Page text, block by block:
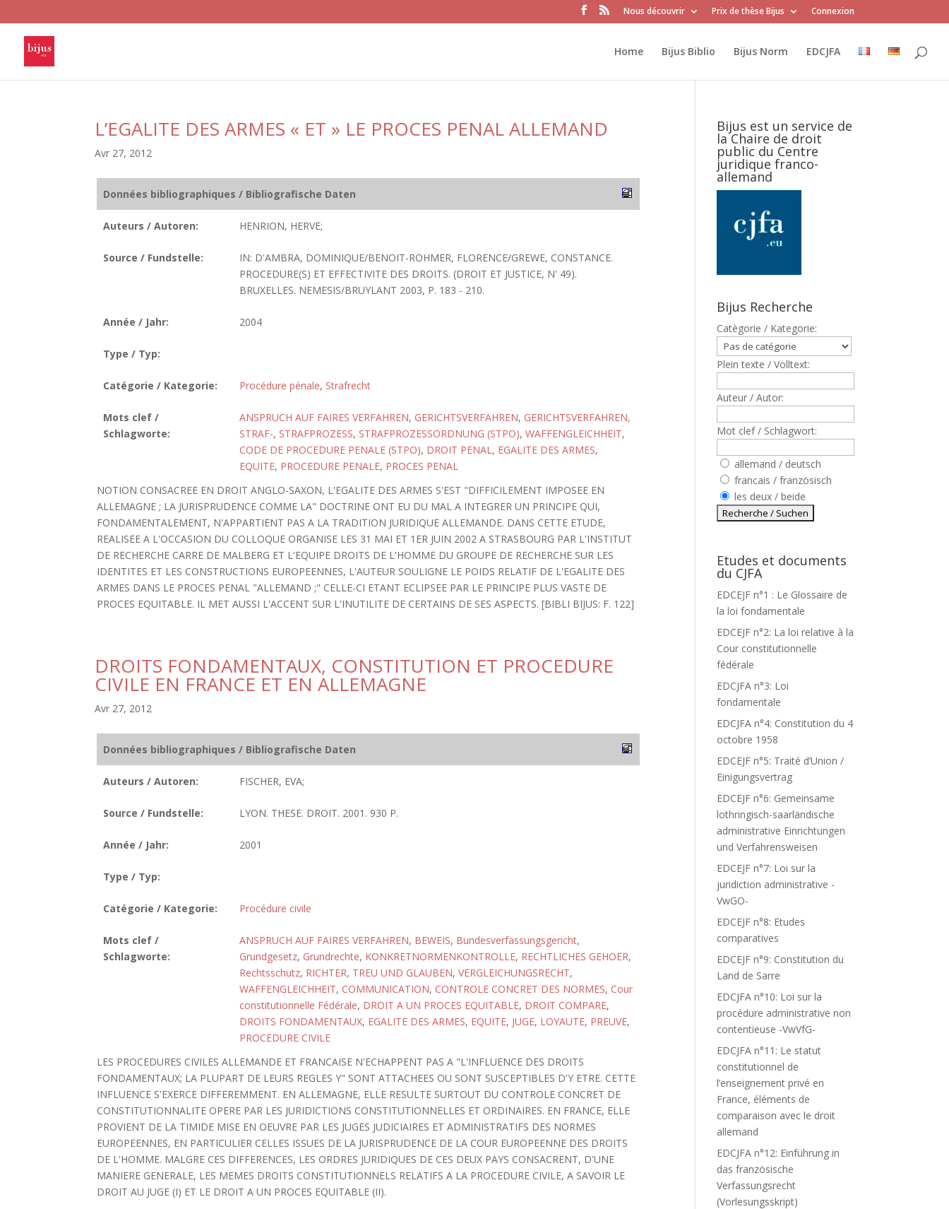
Nous découvrir Prix de thèse Bijus Connexion
Home Bijus Biblio Bijus Norm EDCJFA
L’EGALITE DES ARMES « ET » LE PROCES PENAL ALLEMAND
Avr 27, 2012
Données bibliographiques / Bibliografische Daten
Auteurs / Autoren: HENRION, HERVE;
Source / Fundstelle:
IN: D'AMBRA, DOMINIQUE/BENOIT-ROHMER, FLORENCE/GREWE, CONSTANCE.
PROCEDURE(S) ET EFFECTIVITE DES DROITS. (DROIT ET JUSTICE, N' 49).
BRUXELLES. NEMESIS/BRUYLANT 2003, P. 183 - 210.
Année / Jahr: 2004
Type / Typ:
Catégorie / Kategorie: Procédure pénale, Strafrecht
Mots clef /
Schlagworte:
ANSPRUCH AUF FAIRES VERFAHREN, GERICHTSVERFAHREN, GERICHTSVERFAHREN,
STRAF-, STRAFPROZESS, STRAFPROZESSORDNUNG (STPO), WAFFENGLEICHHEIT,
CODE DE PROCEDURE PENALE (STPO), DROIT PENAL, EGALITE DES ARMES,
EQUITE, PROCEDURE PENALE, PROCES PENAL
NOTION CONSACREE EN DROIT ANGLO-SAXON, L'EGALITE DES ARMES S'EST "DIFFICILEMENT IMPOSEE EN
ALLEMAGNE ; LA JURISPRUDENCE COMME LA" DOCTRINE ONT EU DU MAL A INTEGRER UN PRINCIPE QUI,
FONDAMENTALEMENT, N'APPARTIENT PAS A LA TRADITION JURIDIQUE ALLEMANDE. DANS CETTE ETUDE,
REALISEE A L'OCCASION DU COLLOQUE ORGANISE LES 31 MAI ET 1ER JUIN 2002 A STRASBOURG PAR L'INSTITUT
DE RECHERCHE CARRE DE MALBERG ET L'EQUIPE DROITS DE L'HOMME DU GROUPE DE RECHERCHE SUR LES
IDENTITES ET LES CONSTRUCTIONS EUROPEENNES, L'AUTEUR SOULIGNE LE POIDS RELATIF DE L'EGALITE DES
ARMES DANS LE PROCES PENAL "ALLEMAND ;" CELLE-CI ETANT ECLIPSEE PAR LE PRINCIPE PLUS VASTE DE
PROCES EQUITABLE. IL MET AUSSI L'ACCENT SUR L'INUTILITE DE CERTAINS DE SES ASPECTS. [BIBLI BIJUS: F. 122]
DROITS FONDAMENTAUX, CONSTITUTION ET PROCEDURE
CIVILE EN FRANCE ET EN ALLEMAGNE
Avr 27, 2012
Données bibliographiques / Bibliografische Daten
Auteurs / Autoren: FISCHER, EVA;
Source / Fundstelle: LYON. THESE. DROIT. 2001. 930 P.
Année / Jahr: 2001
Type / Typ:
Catégorie / Kategorie: Procédure civile
Mots clef /
Schlagworte:
ANSPRUCH AUF FAIRES VERFAHREN, BEWEIS, Bundesverfassungsgericht,
Grundgesetz, Grundrechte, KONKRETNORMENKONTROLLE, RECHTLICHES GEHOER,
Rechtsschutz, RICHTER, TREU UND GLAUBEN, VERGLEICHUNGSRECHT,
WAFFENGLEICHHEIT, COMMUNICATION, CONTROLE CONCRET DES NORMES, Cour
constitutionnelle Fédérale, DROIT A UN PROCES EQUITABLE, DROIT COMPARE,
DROITS FONDAMENTAUX, EGALITE DES ARMES, EQUITE, JUGE, LOYAUTE, PREUVE,
PROCEDURE CIVILE
LES PROCEDURES CIVILES ALLEMANDE ET FRANCAISE N'ECHAPPENT PAS A "L'INFLUENCE DES DROITS
FONDAMENTAUX; LA PLUPART DE LEURS REGLES Y" SONT ATTACHEES OU SONT SUSCEPTIBLES D'Y ETRE. CETTE
INFLUENCE S'EXERCE DIFFEREMMENT. EN ALLEMAGNE, ELLE RESULTE SURTOUT DU CONTROLE CONCRET DE
CONSTITUTIONNALITE OPERE PAR LES JURIDICTIONS CONSTITUTIONNELLES ET ORDINAIRES. EN FRANCE, ELLE
PROVIENT DE LA TIMIDE MISE EN OEUVRE PAR LES JUGES JUDICIAIRES ET ADMINISTRATIFS DES NORMES
EUROPEENNES, EN PARTICULIER CELLES ISSUES DE LA JURISPRUDENCE DE LA COUR EUROPEENNE DES DROITS
DE L'HOMME. MALGRE CES DIFFERENCES, LES ORDRES JURIDIQUES DE CES DEUX PAYS CONSACRENT, D'UNE
MANIERE GENERALE, LES MEMES DROITS CONSTITUTIONNELS RELATIFS A LA PROCEDURE CIVILE, A SAVOIR LE
DROIT AU JUGE (I) ET LE DROIT A UN PROCES EQUITABLE (II).
Bijus est un service de
la Chaire de droit
public du Centre
juridique franco-
allemand
Bijus Recherche
Catègorie / Kategorie:
Plein texte / Volltext:
Auteur / Autor:
Mot clef / Schlagwort:
allemand / deutsch
francais / französisch
les deux / beide
Etudes et documents
du CJFA
EDCEJF n°1 : Le Glossaire de
la loi fondamentale
EDCEJF n°2: La loi relative à la
Cour constitutionnelle
fédérale
EDCJFA n°3: Loi
fondamentale
EDCJFA n°4: Constitution du 4
octobre 1958
EDCEJF n°5: Traité d’Union /
Einigungsvertrag
EDCEJF n°6: Gemeinsame
lothringisch-saarländische
administrative Einrichtungen
und Verfahrensweisen
EDCEJF n°7: Loi sur la
juridiction administrative -
VwGO-
EDCEJF n°8: Etudes
comparatives
EDCEJF n°9: Constitution du
Land de Sarre
EDCJFA n°10: Loi sur la
procédure administrative non
contentieuse -VwVfG-
EDCJFA n°11: Le statut
constitutionnel de
l’enseignement privé en
France, éléments de
comparaison avec le droit
allemand
EDCJFA n°12: Einführung in
das französische
Verfassungsrecht
(Vorlesungsskript)